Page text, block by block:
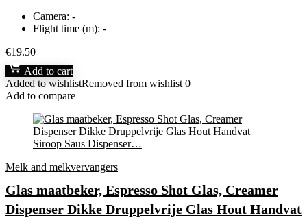
Camera: -
Flight time (m): -
€19.50
Add to cart
Added to wishlistRemoved from wishlist 0
Add to compare
Melk and melkvervangers
Glas maatbeker, Espresso Shot Glas, Creamer
Dispenser Dikke Druppelvrije Glas Hout Handvat